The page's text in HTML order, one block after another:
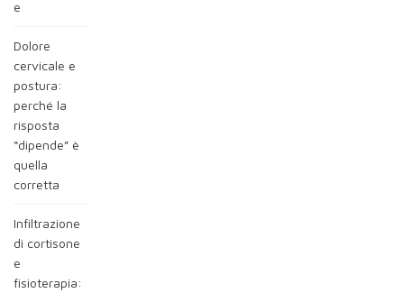
e
Dolore
cervicale e
postura:
perché la
risposta
“dipende” è
quella
corretta
Infiltrazione
di cortisone
e
fisioterapia: